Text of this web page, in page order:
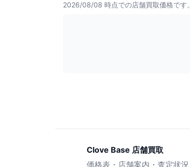
2026/08/08 時点での店舗買取価格です。
Clove Base 店舗買取
価格表・店舗案内・査定状